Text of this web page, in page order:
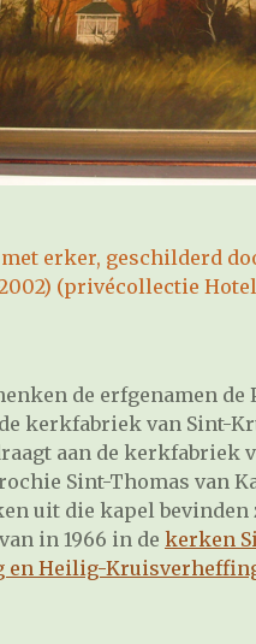
erker, geschilderd
2002) (privécollectie
de erfgenamen de
kerkfabriek van Sint-
aan de kerkfabriek
Sint-Thomas van
uit die kapel bevinden
in 1966 in de kerken
en Heilig-